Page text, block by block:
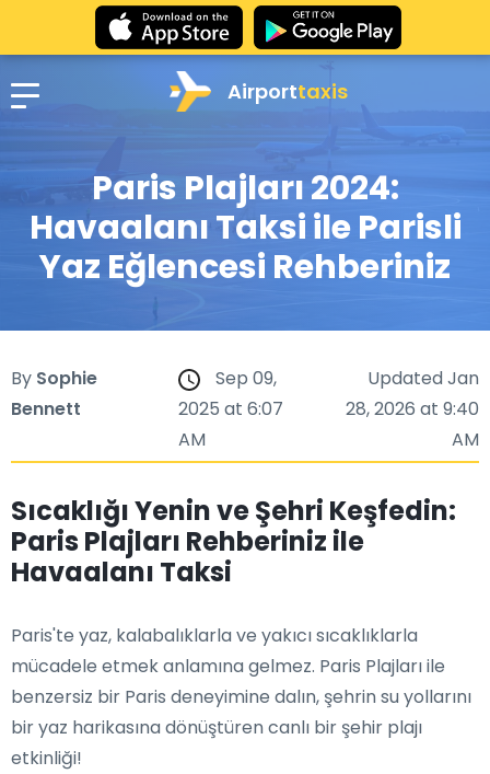
Airporttaxis
Paris Plajları 2024:
Havaalanı Taksi ile Parisli
Yaz Eğlencesi Rehberiniz
By Sophie
Bennett
Sep 09,
2025 at 6:07
AM
Updated Jan
28, 2026 at 9:40
AM
Sıcaklığı Yenin ve Şehri Keşfedin:
Paris Plajları Rehberiniz ile
Havaalanı Taksi
Paris'te yaz, kalabalıklarla ve yakıcı sıcaklıklarla
mücadele etmek anlamına gelmez. Paris Plajları ile
benzersiz bir Paris deneyimine dalın, şehrin su yollarını
bir yaz harikasına dönüştüren canlı bir şehir plajı
etkinliği!